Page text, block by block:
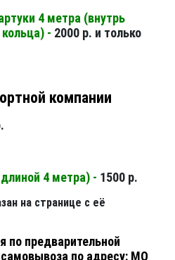
4 метра (внутрь
- 2000 р. и только
компании
4 метра) - 1500 р.
на странице с её
по предварительной
по адресу: МО